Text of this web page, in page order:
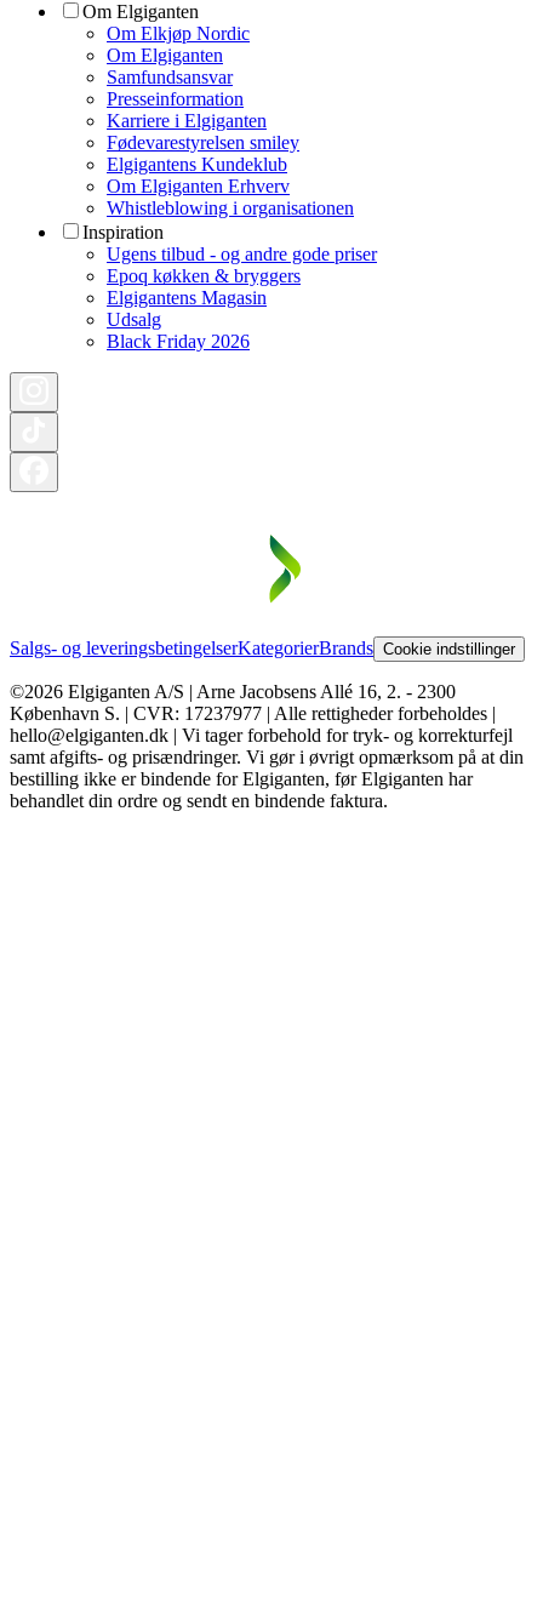
Om Elgiganten
Om Elkjøp Nordic
Om Elgiganten
Samfundsansvar
Presseinformation
Karriere i Elgiganten
Fødevarestyrelsen smiley
Elgigantens Kundeklub
Om Elgiganten Erhverv
Whistleblowing i organisationen
Inspiration
Ugens tilbud - og andre gode priser
Epoq køkken & bryggers
Elgigantens Magasin
Udsalg
Black Friday 2026
Salgs- og leveringsbetingelserKategorierBrands Cookie indstillinger
©2026 Elgiganten A/S | Arne Jacobsens Allé 16, 2. - 2300
København S. | CVR: 17237977 | Alle rettigheder forbeholdes |
hello@elgiganten.dk | Vi tager forbehold for tryk- og korrekturfejl
samt afgifts- og prisændringer. Vi gør i øvrigt opmærksom på at din
bestilling ikke er bindende for Elgiganten, før Elgiganten har
behandlet din ordre og sendt en bindende faktura.